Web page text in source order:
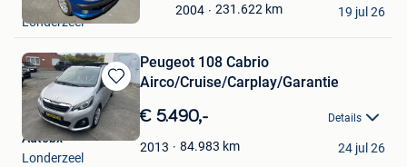
Mijn
Favorieten
2004 231.622 km
Londerzeel
19 jul 26
Bewaren
in
Mijn
Favorieten
Peugeot 108 Cabrio
Airco/Cruise/Carplay/Garantie
€ 5.490,- Details
2013 84.983 km
Autobx
Londerzeel
24 jul 26